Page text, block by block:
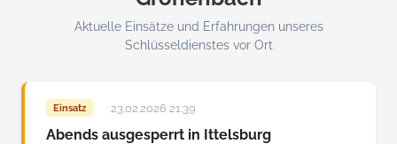
Aktuelle Einsätze und Erfahrungen unseres
Schlüsseldienstes vor Ort
Einsatz 23.02.2026 21:39
Abends ausgesperrt in Ittelsburg